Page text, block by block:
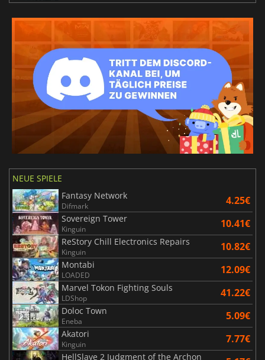
NEUE SPIELE
Fantasy Network
Difmark 4.25€
Sovereign Tower
Kinguin 10.41€
ReStory Chill Electronics Repairs
Kinguin 10.82€
Montabi
LOADED 12.09€
Marvel Tokon Fighting Souls
LDShop 41.22€
Doloc Town
Eneba 5.09€
Akatori
Kinguin 7.77€
HellSlave 2 Judgment of the Archon